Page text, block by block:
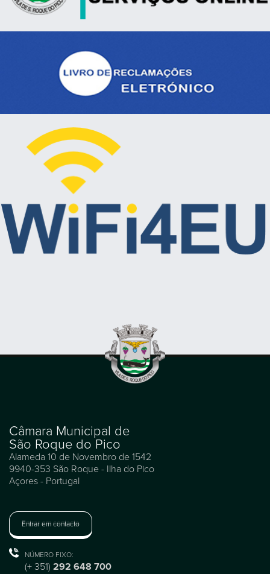
Câmara Municipal de
São Roque do Pico
Alameda 10 de Novembro de 1542
9940-353 São Roque - Ilha do Pico
Açores - Portugal
Entrar em contacto
NÚMERO FIXO:
(+ 351) 292 648 700